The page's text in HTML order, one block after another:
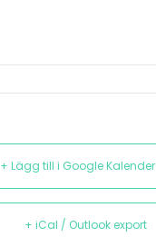
+ Lägg till i Google Kalender
+ iCal / Outlook export